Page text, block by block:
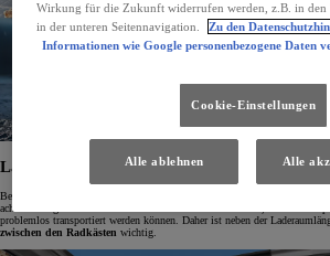
Laderaum und Nutzlast beachten
Bei der Wahl eines Kleintransporters solltest du besonders auf die
achten. Ein großes Laderaumvolumen ist nur dann nützlich, wenn auch
problemlos transportiert werden können. Daher ist neben der
zwischen den Radkästen wichtig.
Wirkung für die Zukunft widerrufen werden, z.B. in den
in der unteren Seitennavigation.
Zu den
Informationen wie Google personenbezogene Daten
Cookie-Einstellungen
Alle ablehnen Alle